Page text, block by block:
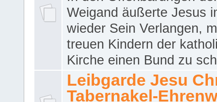
Weigand äußerte Jesus
wieder Sein Verlangen,
treuen Kindern der
Kirche einen Bund zu
Leibgarde Jesu
Tabernakel-